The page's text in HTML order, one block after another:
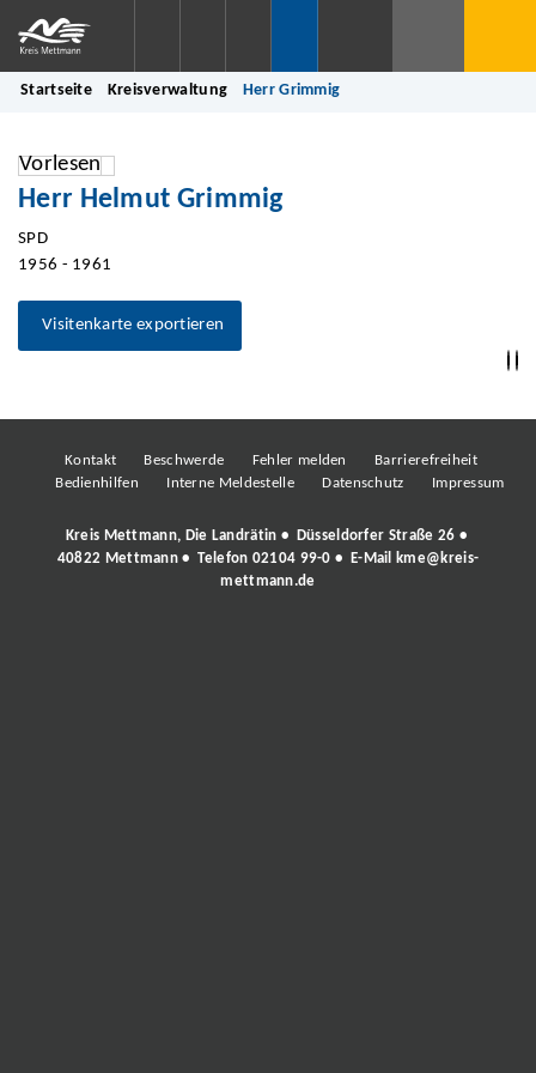
Startseite Kreisverwaltung Herr Grimmig
Vorlesen
Herr Helmut Grimmig
SPD
1956 - 1961
Visitenkarte exportieren
Kontakt Beschwerde Fehler melden
Barrierefreiheit
Bedienhilfen
Interne Meldestelle Datenschutz Impressum
Kreis Mettmann, Die Landrätin • Düsseldorfer Straße 26 •
40822 Mettmann • Telefon 02104 99-0 • E-Mail
kme@kreis-
mettmann.de